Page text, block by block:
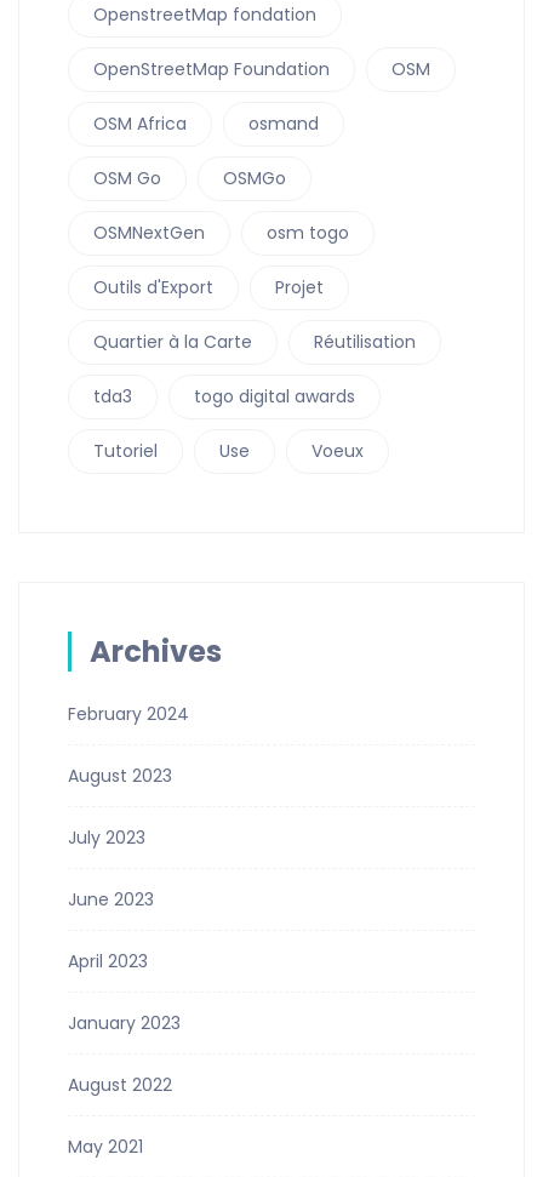
OpenstreetMap fondation
OpenStreetMap Foundation OSM
OSM Africa osmand
OSM Go OSMGo
OSMNextGen osm togo
Outils d'Export Projet
Quartier à la Carte Réutilisation
tda3 togo digital awards
Tutoriel Use Voeux
Archives
February 2024
August 2023
July 2023
June 2023
April 2023
January 2023
August 2022
May 2021